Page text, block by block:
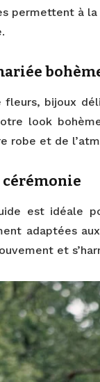
permettent à
fleurs, bijoux
look
robe et de
cérémonie
est idéale
adaptées
et